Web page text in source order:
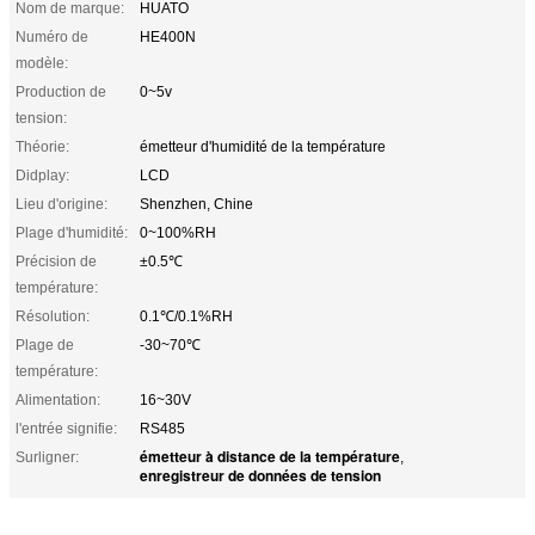
Nom de marque:
HUATO
Numéro de
modèle:
HE400N
Production de
tension:
0~5v
Théorie:
émetteur d'humidité de la température
Didplay:
LCD
Lieu d'origine:
Shenzhen, Chine
Plage d'humidité:
0~100%RH
Précision de
température:
±0.5℃
Résolution:
0.1℃/0.1%RH
Plage de
température:
-30~70℃
Alimentation:
16~30V
l'entrée signifie:
RS485
Surligner:
émetteur à distance de la température,
enregistreur de données de tension